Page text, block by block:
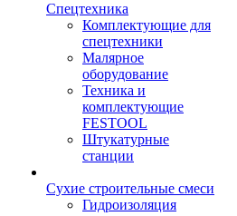
Спецтехника
Комплектующие для
спецтехники
Малярное
оборудование
Техника и
комплектующие
FESTOOL
Штукатурные
станции
Сухие строительные смеси
Гидроизоляция